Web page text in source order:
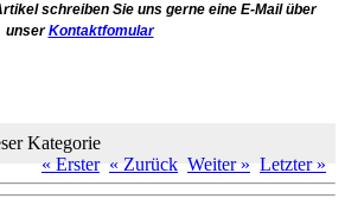
schreiben Sie uns gerne eine E-Mail über
unserKontaktfomular
Kategorie
« Erster « Zurück Weiter » Letzter »